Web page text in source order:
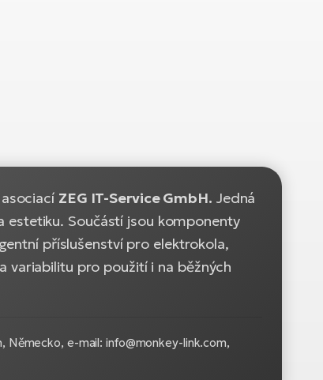
ZEG IT-Service GmbH. Jedná
Součástí jsou komponenty
příslušenství pro elektrokola,
variabilitu pro použití i na běžných
e-mail: info@monkey-link.com,